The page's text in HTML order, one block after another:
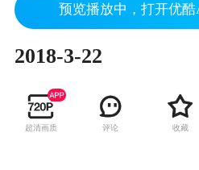
预览播放中，打开优酷
2018-3-22
超清画质 评论 收藏